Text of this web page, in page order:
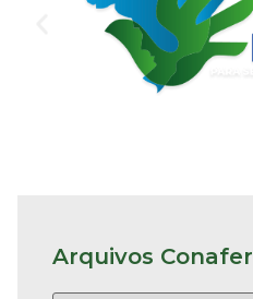
Arquivos Conafer